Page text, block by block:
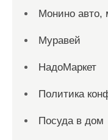
Монино авто,
Муравей
НадоМаркет
Политика
Посуда в дом